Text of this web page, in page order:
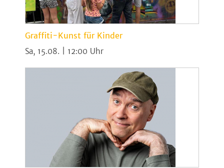
Graffiti-Kunst für Kinder
Sa, 15.08. | 12:00